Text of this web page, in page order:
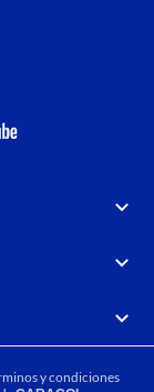
youtube-
y condiciones